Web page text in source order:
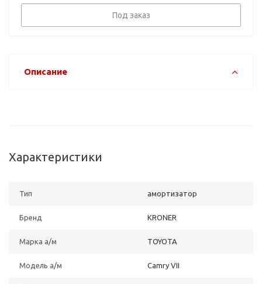
Под заказ
Описание
Характеристики
Тип амортизатор
Бренд KRONER
Марка а/м TOYOTA
Модель а/м Camry VII